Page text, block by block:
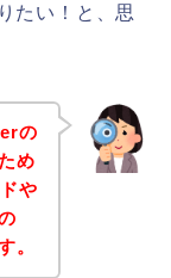
たい！と、思
の
め
や
。